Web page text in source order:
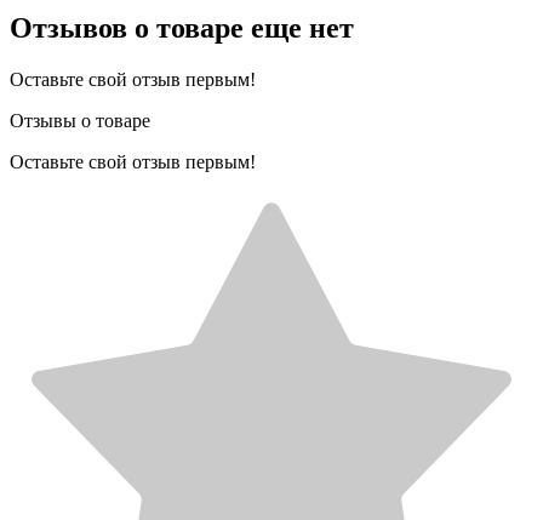
Отзывов о товаре еще нет
Оставьте свой отзыв первым!
Отзывы о товаре
Оставьте свой отзыв первым!